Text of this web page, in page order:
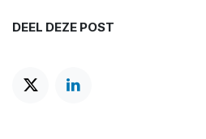
DEEL DEZE POST